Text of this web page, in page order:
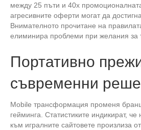
между 25 пъти и 40x
агресивните оферти могат да
Внимателното прочитане на
елиминира проблеми при желания за
Портативно
съвременни
Mobile трансформация променя
гейминга. Статистиките индикират,
към игралните сайтовете произлиза